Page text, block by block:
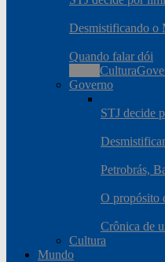
Desmistificando o
Quando falar dói
Cultura
Governo
STJ decide
Petrobrás,
O propósito
Crônica de
Cultura
Mundo